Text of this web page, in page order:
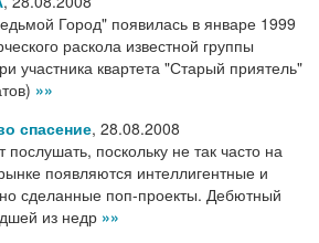
Город" появилась в январе 1999
раскола известной группы
участника квартета "Старый приятель"
»»
спасение, 28.08.2008
поскольку не так часто на
появляются интеллигентные и
сделанные поп-проекты. Дебютный
из недр »»